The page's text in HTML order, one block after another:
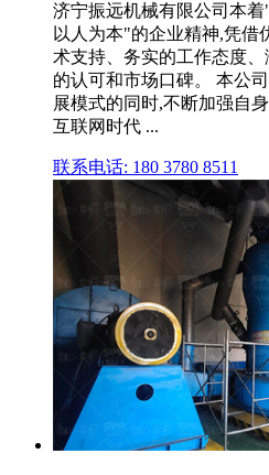
济宁振远机械有限公司本着
以人为本"的企业精神,凭借
术支持、务实的工作态度
的认可和市场口碑。 本公
展模式的同时,不断加强自
互联网时代 ...
联系电话: 180 3780 8511